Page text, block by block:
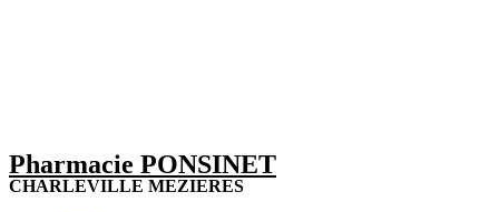
Pharmacie PONSINET
CHARLEVILLE MEZIERES